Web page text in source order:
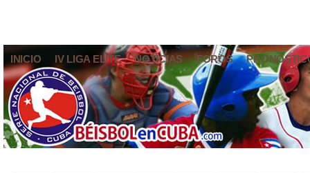
INICIO IV LIGA ELITE NOTICIAS FOROS